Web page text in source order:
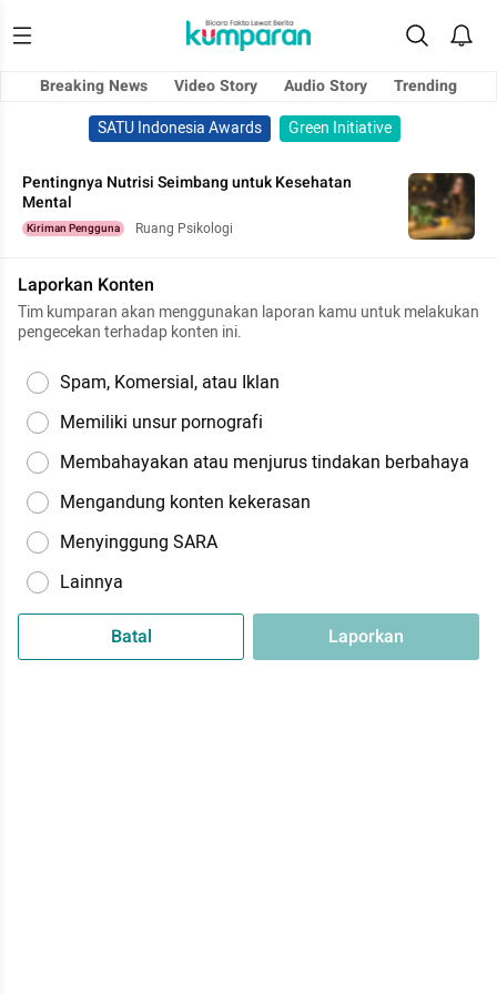
Breaking News Video Story Audio Story
Trending
SATU Indonesia Awards
Green Initiative
Pentingnya Nutrisi Seimbang untuk Kesehatan
Mental
Kiriman Pengguna Ruang Psikologi
Laporkan Konten
Tim kumparan akan menggunakan laporan kamu untuk melakukan
pengecekan terhadap konten ini.
Spam, Komersial, atau Iklan
Memiliki unsur pornografi
Membahayakan atau menjurus tindakan berbahaya
Mengandung konten kekerasan
Menyinggung SARA
Lainnya
Batal Laporkan